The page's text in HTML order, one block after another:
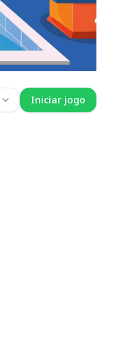
Iniciar jogo